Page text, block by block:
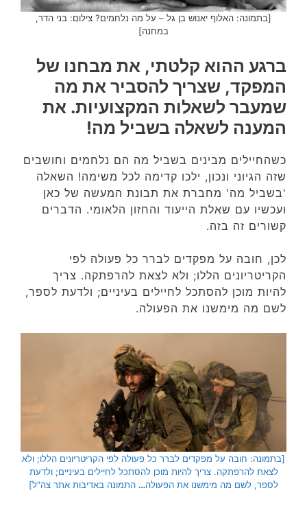
[בתמונה: האלוף יאנוש בן גל – על מה נלחמים? צילום: בני הדר,
במחנה]
ברגע ההוא קלטתי, את מבחנו של
המפקד, שצריך להסביר את מה
שמעבר לשאלות המקצועיות. את
המענה לשאלה בשביל מה!
כשהחיילים מבינים בשביל מה הם נלחמים וחושבים
שזה הגיוני ונכון, ילכו קדימה לכל משימה! השאלה
'בשביל מה' מחברת את תבונת המעשה של כאן
ועכשיו עם שאלת הייעוד והחזון הלאומי. הדברים
קשורים זה בזה.
לכן, חובה על מפקדים לברר כל פעולה לפי
הקריטריונים הללו; ולא לצאת להרפתקה. צריך
להיות מוכן להסתכל לחיילים בעיניים; ולדעת לספר,
לשם מה מימשנו את הפעולה.
[בתמונה: חובה על מפקדים לברר כל פעולה לפי הקריטריונים הללו; ולא
לצאת להרפתקה. צריך להיות מוכן להסתכל לחיילים בעיניים; ולדעת
לספר, לשם מה מימשנו את הפעולה… התמונה באדיבות אתר צה"ל]